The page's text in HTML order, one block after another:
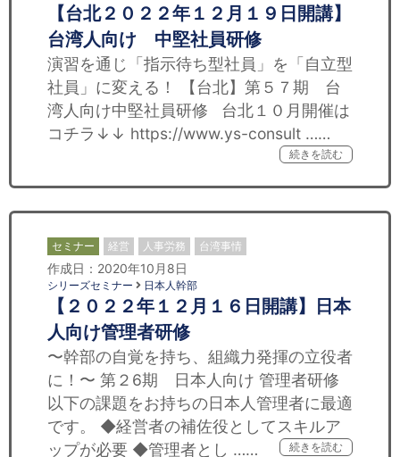
【台北２０２２年１２月１９日開講】
台湾人向け 中堅社員研修
演習を通じ「指示待ち型社員」を「自立型
社員」に変える！ 【台北】第５７期 台
湾人向け中堅社員研修 台北１０月開催は
コチラ↓↓ https://www.ys-consult ……
続きを読む
セミナー 経営 人事労務 台湾事情
作成日：2020年10月8日
シリーズセミナー 日本人幹部
【２０２２年１２月１６日開講】日本
人向け管理者研修
〜幹部の自覚を持ち、組織力発揮の立役者
に！〜 第２6期 日本人向け 管理者研修
以下の課題をお持ちの日本人管理者に最適
です。 ◆経営者の補佐役としてスキルア
ップが必要 ◆管理者とし ……
続きを読む